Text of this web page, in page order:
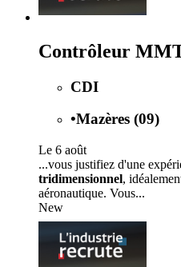
Contrôleur
CDI
•Mazères (09)
Le 6 août
...vous justifiez d'une
tridimensionnel,
aéronautique. Vous...
New